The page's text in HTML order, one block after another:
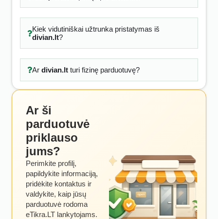
Kiek vidutiniškai užtrunka pristatymas iš
divian.lt?
Ar divian.ltturi fizinę parduotuvę?
Ar ši
parduotuvė
priklauso
jums?
Perimkite profilį,
papildykite informaciją,
pridėkite kontaktus ir
valdykite, kaip jūsų
parduotuvė rodoma
eTikra.LT lankytojams.